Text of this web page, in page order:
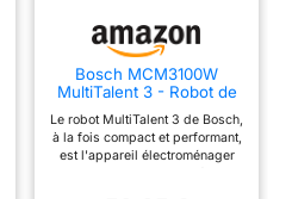
Bosch MCM3100W
MultiTalent 3 - Robot de
Le robot MultiTalent 3 de Bosch,
à la fois compact et performant,
est l'appareil électroménager